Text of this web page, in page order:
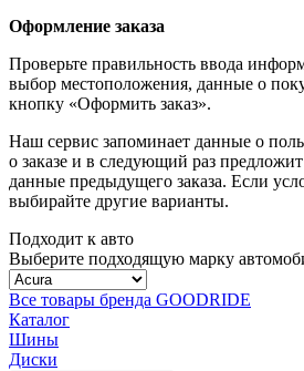
Оформление заказа
Проверьте правильность ввода
выбор местоположения, данные о
кнопку «Оформить заказ».
Наш сервис запоминает данные о
о заказе и в следующий раз
данные предыдущего заказа. Если
выбирайте другие варианты.
Подходит к авто
Выберите подходящую марку
Все товары бренда GOODRIDE
Каталог
Шины
Диски